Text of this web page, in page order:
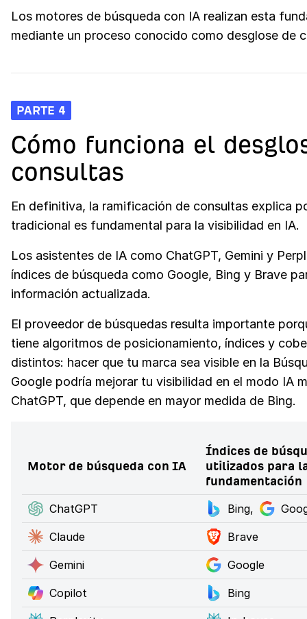
Los motores de búsqueda con IA realizan esta
mediante un proceso conocido como desglose de
PARTE 4
Cómo funciona el
consultas
En definitiva, la ramificación de consultas explica
tradicional es fundamental para la visibilidad en IA.
Los asistentes de IA como ChatGPT, Gemini y
índices de búsqueda como Google, Bing y Brave
información actualizada.
El proveedor de búsquedas resulta importante
tiene algoritmos de posicionamiento, índices y
distintos: hacer que tu marca sea visible en la
Google podría mejorar tu visibilidad en el modo IA
ChatGPT, que depende en mayor medida de Bing.
Motor de búsqueda con IA
Índices de
utilizados para
fundamentación
ChatGPT Bing,
Claude Brave
Gemini Google
Copilot Bing